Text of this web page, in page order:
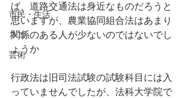
市民・生活
ネコ
芸術
ば、道路交通法は身近なものだろうと
思いますが、農業協同組合法はあまり
関係のある人が少ないのではないでし
ょうか
行政法は旧司法試験の試験科目には入
っていませんでしたが、法科大学院で